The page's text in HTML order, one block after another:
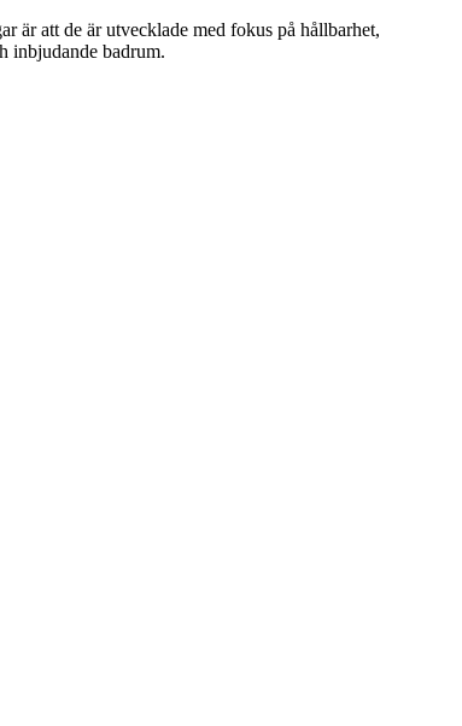
är att de är utvecklade med fokus på hållbarhet,
inbjudande badrum.